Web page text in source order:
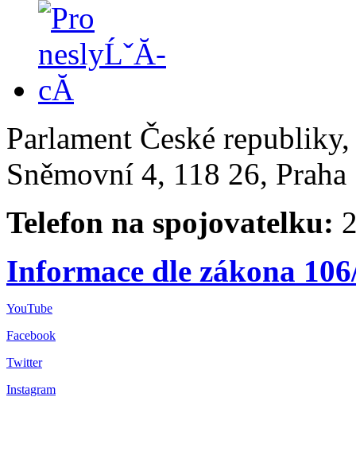
Parlament České
Sněmovní 4, 118 26,
Telefon na spojovatelku:
Informace dle zákona
YouTube
Facebook
Twitter
Instagram